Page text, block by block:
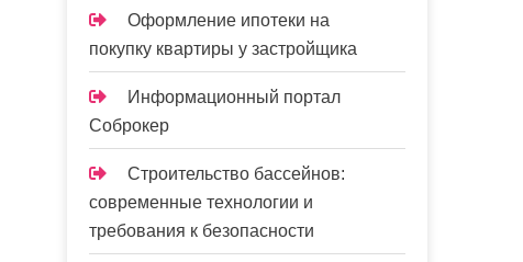
Оформление ипотеки на
покупку квартиры у застройщика
Информационный портал
Соброкер
Строительство бассейнов:
современные технологии и
требования к безопасности